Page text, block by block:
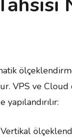
VPS ve